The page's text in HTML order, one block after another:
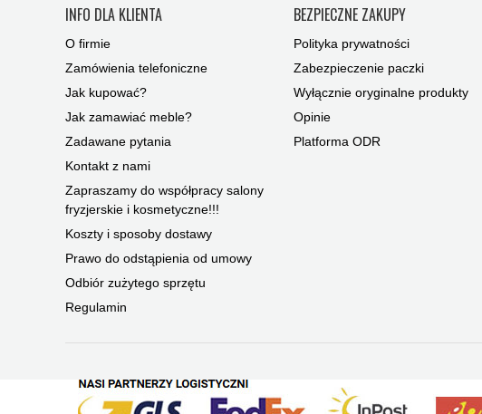
INFO DLA KLIENTA
O firmie
Zamówienia telefoniczne
Jak kupować?
Jak zamawiać meble?
Zadawane pytania
Kontakt z nami
Zapraszamy do współpracy salony
fryzjerskie i kosmetyczne!!!
Koszty i sposoby dostawy
Prawo do odstąpienia od umowy
Odbiór zużytego sprzętu
Regulamin
BEZPIECZNE ZAKUPY
Polityka prywatności
Zabezpieczenie paczki
Wyłącznie oryginalne produkty
Opinie
Platforma ODR